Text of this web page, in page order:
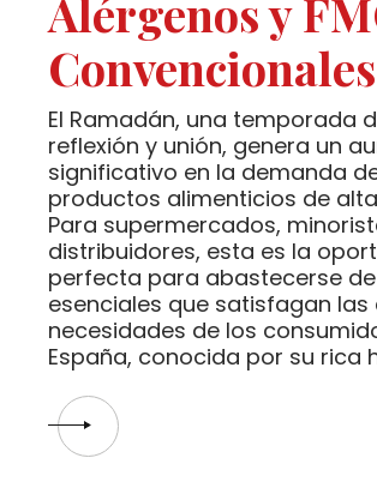
Alérgenos y
Convencionales
El Ramadán, una temporada
reflexión y unión, genera un
significativo en la demanda
productos alimenticios de
Para supermercados,
distribuidores, esta es la
perfecta para abastecerse
esenciales que satisfagan las
necesidades de los
España, conocida por su rica